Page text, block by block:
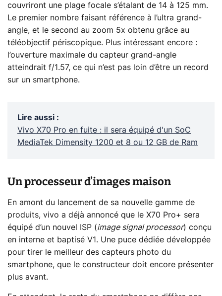
couvriront une plage focale s’étalant de 14 à 125 mm.
Le premier nombre faisant référence à l’ultra grand-
angle, et le second au zoom 5x obtenu grâce au
téléobjectif périscopique. Plus intéressant encore :
l’ouverture maximale du capteur grand-angle
atteindrait f/1.57, ce qui n’est pas loin d’être un record
sur un smartphone.
Lire aussi :
Vivo X70 Pro en fuite : il sera équipé d'un SoC
MediaTek Dimensity 1200 et 8 ou 12 GB de Ram
Un processeur d’images maison
En amont du lancement de sa nouvelle gamme de
produits, vivo a déjà annoncé que le X70 Pro+ sera
équipé d’un nouvel ISP (image signal processor) conçu
en interne et baptisé V1. Une puce dédiée développée
pour tirer le meilleur des capteurs photo du
smartphone, que le constructeur doit encore présenter
plus avant.